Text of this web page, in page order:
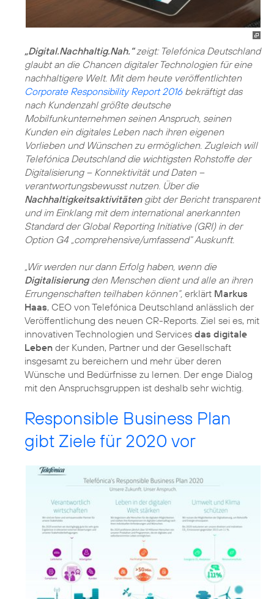
„Digital.Nachhaltig.Nah.“zeigt: Telefónica Deutschland
glaubt an die Chancen digitaler Technologien für eine
nachhaltigere Welt. Mit dem heute veröffentlichten
Corporate Responsibility Report 2016bekräftigt das
nach Kundenzahl größte deutsche
Mobilfunkunternehmen seinen Anspruch, seinen
Kunden ein digitales Leben nach ihren eigenen
Vorlieben und Wünschen zu ermöglichen. Zugleich will
Telefónica Deutschland die wichtigsten Rohstoffe der
Digitalisierung – Konnektivität und Daten –
verantwortungsbewusst nutzen. Über die
Nachhaltigkeitsaktivitätengibt der Bericht transparent
und im Einklang mit dem international anerkannten
Standard der Global Reporting Initiative (GRI) in der
Option G4 „comprehensive/umfassend“ Auskunft.
„Wir werden nur dann Erfolg haben, wenn die
Digitalisierungden Menschen dient und alle an ihren
Errungenschaften teilhaben können“, erklärt Markus
Haas, CEO von Telefónica Deutschland anlässlich der
Veröffentlichung des neuen CR-Reports. Ziel sei es, mit
innovativen Technologien und Services das digitale
Leben der Kunden, Partner und der Gesellschaft
insgesamt zu bereichern und mehr über deren
Wünsche und Bedürfnisse zu lernen. Der enge Dialog
mit den Anspruchsgruppen ist deshalb sehr wichtig.
Responsible Business Plan
gibt Ziele für 2020 vor